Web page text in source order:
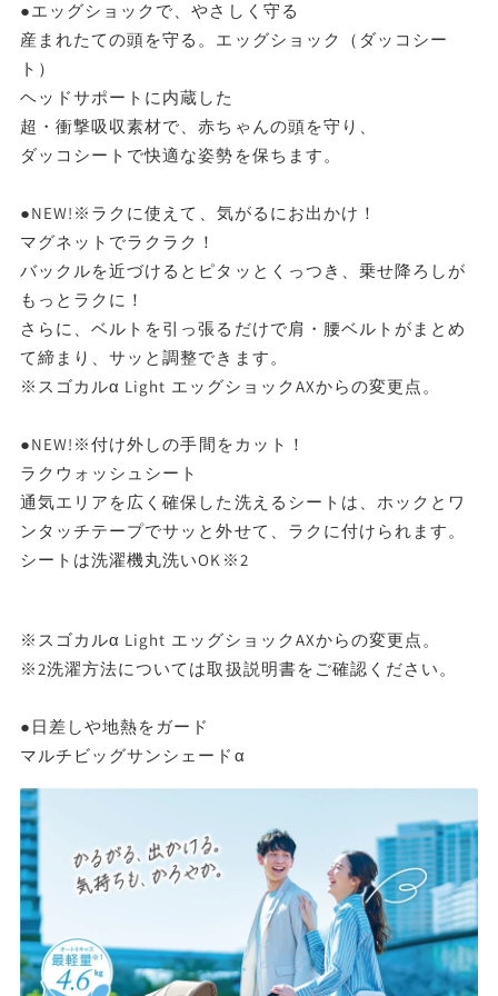
●エッグショックで、やさしく守る
産まれたての頭を守る。エッグショック（ダッコシー
ト）
ヘッドサポートに内蔵した
超・衝撃吸収素材で、赤ちゃんの頭を守り、
ダッコシートで快適な姿勢を保ちます。
●NEW!※ラクに使えて、気がるにお出かけ！
マグネットでラクラク！
バックルを近づけるとピタッとくっつき、乗せ降ろしが
もっとラクに！
さらに、ベルトを引っ張るだけで肩・腰ベルトがまとめ
て締まり、サッと調整できます。
※スゴカルα Light エッグショックAXからの変更点。
●NEW!※付け外しの手間をカット！
ラクウォッシュシート
通気エリアを広く確保した洗えるシートは、ホックとワ
ンタッチテープでサッと外せて、ラクに付けられます。
シートは洗濯機丸洗いOK※2
※スゴカルα Light エッグショックAXからの変更点。
※2洗濯方法については取扱説明書をご確認ください。
●日差しや地熱をガード
マルチビッグサンシェードα